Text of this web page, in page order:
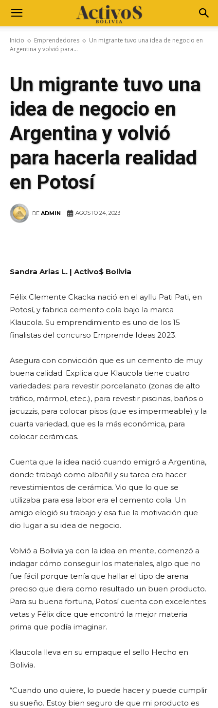
Inicio Emprendedores
Un migrante tuvo una idea de negocio en
Argentina y volvió para...
Un migrante tuvo una
idea de negocio en
Argentina y volvió
para hacerla realidad
en Potosí
DE ADMIN AGOSTO 24, 2023
Sandra Arias L. | Activo$ Bolivia
Félix Clemente Ckacka nació en el ayllu Pati Pati, en
Potosí, y fabrica cemento cola bajo la marca
Klaucola. Su emprendimiento es uno de los 15
finalistas del concurso Emprende Ideas 2023.
Asegura con convicción que es un cemento de muy
buena calidad. Explica que Klaucola tiene cuatro
variedades: para revestir porcelanato (zonas de alto
tráfico, mármol, etec.), para revestir piscinas, baños o
jacuzzis, para colocar pisos (que es impermeable) y la
cuarta variedad, que es la más económica, para
colocar cerámicas.
Cuenta que la idea nació cuando emigró a Argentina,
donde trabajó como albañil y su tarea era hacer
revestimientos de cerámica. Vio que lo que se
utilizaba para esa labor era el cemento cola. Un
amigo elogió su trabajo y esa fue la motivación que
dio lugar a su idea de negocio.
Volvió a Bolivia ya con la idea en mente, comenzó a
indagar cómo conseguir los materiales, algo que no
fue fácil porque tenía que hallar el tipo de arena
preciso que diera como resultado un buen producto.
Para su buena fortuna, Potosí cuenta con excelentes
vetas y Félix dice que encontró la mejor materia
prima que podía imaginar.
Klaucola lleva en su empaque el sello Hecho en
Bolivia.
“Cuando uno quiere, lo puede hacer y puede cumplir
su sueño. Estoy bien seguro de que mi producto es